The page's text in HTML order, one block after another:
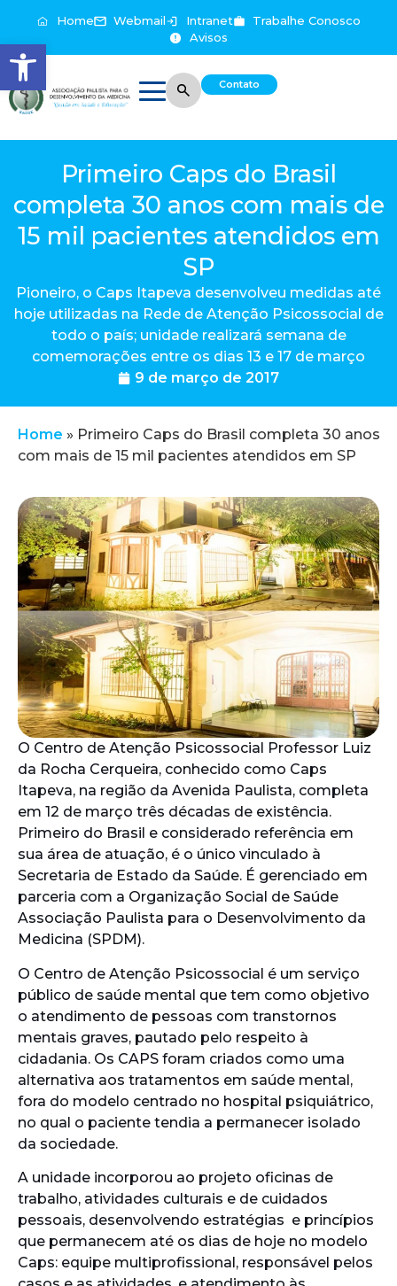
Abrir a barra de ferramentas
Home Webmail Intranet
Trabalhe Conosco
Avisos
Contato
Primeiro Caps do Brasil
completa 30 anos com mais de
15 mil pacientes atendidos em
SP
Pioneiro, o Caps Itapeva desenvolveu medidas até
hoje utilizadas na Rede de Atenção Psicossocial de
todo o país; unidade realizará semana de
comemorações entre os dias 13 e 17 de março
9 de março de 2017
Home » Primeiro Caps do Brasil completa 30 anos
com mais de 15 mil pacientes atendidos em SP
O Centro de Atenção Psicossocial Professor Luiz
da Rocha Cerqueira, conhecido como Caps
Itapeva, na região da Avenida Paulista, completa
em 12 de março três décadas de existência.
Primeiro do Brasil e considerado referência em
sua área de atuação, é o único vinculado à
Secretaria de Estado da Saúde. É gerenciado em
parceria com a Organização Social de Saúde
Associação Paulista para o Desenvolvimento da
Medicina (SPDM).
O Centro de Atenção Psicossocial é um serviço
público de saúde mental que tem como objetivo
o atendimento de pessoas com transtornos
mentais graves, pautado pelo respeito à
cidadania. Os CAPS foram criados como uma
alternativa aos tratamentos em saúde mental,
fora do modelo centrado no hospital psiquiátrico,
no qual o paciente tendia a permanecer isolado
da sociedade.
A unidade incorporou ao projeto oficinas de
trabalho, atividades culturais e de cuidados
pessoais, desenvolvendo estratégias e princípios
que permanecem até os dias de hoje no modelo
Caps: equipe multiprofissional, responsável pelos